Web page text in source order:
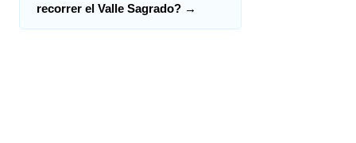
recorrer el Valle Sagrado? →